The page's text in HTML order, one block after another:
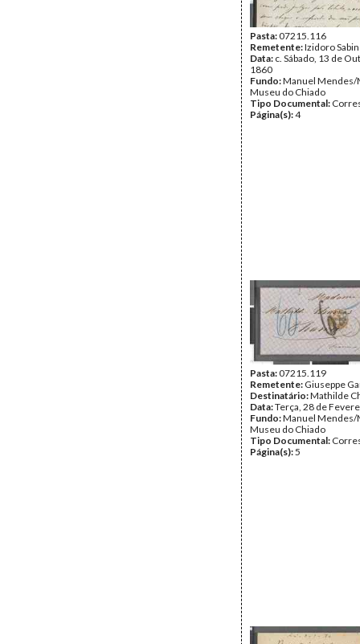
Pasta:07215.116
Remetente:Izidoro
Data: c. Sábado, 13 de
1860
Fundo:Manuel Mendes/
Museu do Chiado
Tipo Documental:
Página(s):4
Pasta:07215.119
Remetente: Giuseppe
Destinatário:Mathilde
Data:Terça, 28 de
Fundo:Manuel Mendes/
Museu do Chiado
Tipo Documental:
Página(s):5